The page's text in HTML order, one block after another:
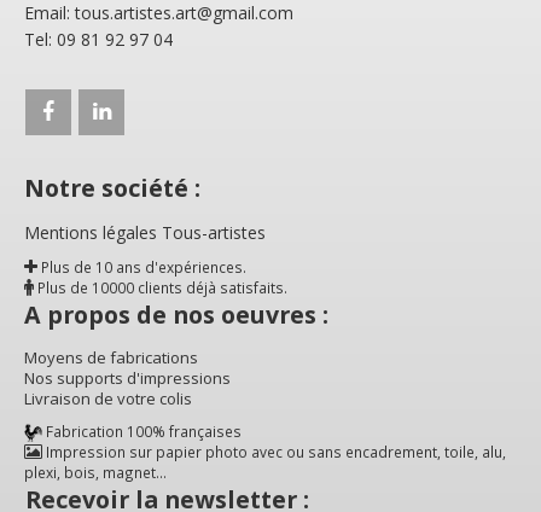
Email: tous.artistes.art@gmail.com
Tel: 09 81 92 97 04
Notre société :
Mentions légales Tous-artistes
Plus de 10 ans d'expériences.
Plus de 10000 clients déjà satisfaits.
A propos de nos oeuvres :
Moyens de fabrications
Nos supports d'impressions
Livraison de votre colis
Fabrication 100% françaises
Impression sur papier photo avec ou sans encadrement, toile, alu,
plexi, bois, magnet...
Recevoir la newsletter :